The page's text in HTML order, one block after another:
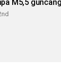
M5,5